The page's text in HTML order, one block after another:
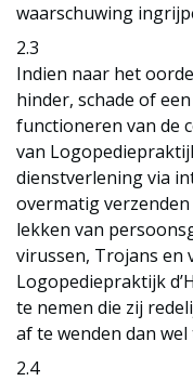
waarschuwing
2.3
Indien naar het
hinder, schade of
functioneren van de
van
dienstverlening via
overmatig
lekken van
virussen, Trojans en
Logopediepraktijk
te nemen die zij
af te wenden dan
2.4